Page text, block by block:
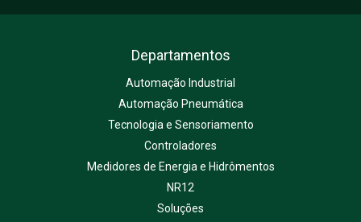
Departamentos
Automação Industrial
Automação Pneumática
Tecnologia e Sensoriamento
Controladores
Medidores de Energia e Hidrômentos
NR12
Soluções